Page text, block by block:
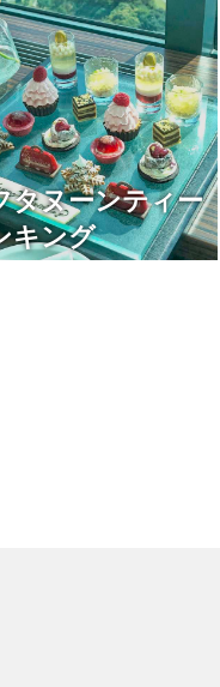
タヌーンティー
キング